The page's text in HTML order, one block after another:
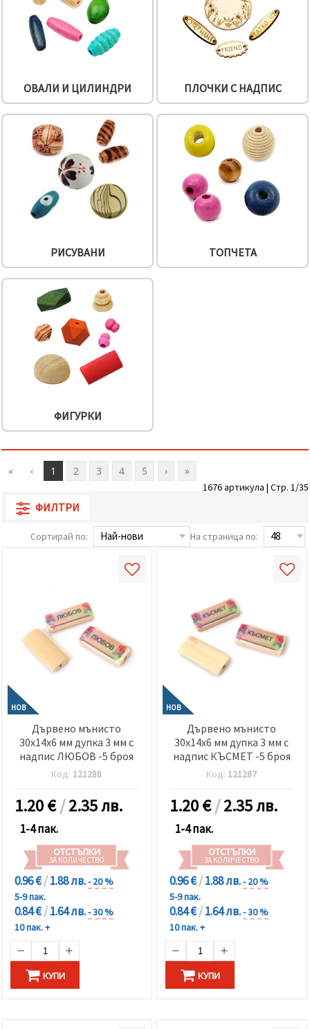
ОВАЛИ И ЦИЛИНДРИ ПЛОЧКИ С НАДПИС
РИСУВАНИ ТОПЧЕТА
ФИГУРКИ
« ‹ 1 2 3 4 5 › »
1676 артикула | Стр. 1/35
ФИЛТРИ
Сортирай по: На страница по:
НОВ
Дървено мънисто
30x14x6 мм дупка 3 мм с
надпис ЛЮБОВ -5 броя
Код: 121288
1.20€/2.35 лв.
1-4 пак.
ОТСТЪПКИ
ЗА КОЛИЧЕСТВО
0.96 €/1.88 лв.- 20 %
5-9 пак.
0.84 €/1.64 лв.- 30 %
10 пак. +
КУПИ
НОВ
Дървено мънисто
30x14x6 мм дупка 3 мм с
надпис КЪСМЕТ -5 броя
Код: 121287
1.20€/2.35 лв.
1-4 пак.
ОТСТЪПКИ
ЗА КОЛИЧЕСТВО
0.96 €/1.88 лв.- 20 %
5-9 пак.
0.84 €/1.64 лв.- 30 %
10 пак. +
КУПИ